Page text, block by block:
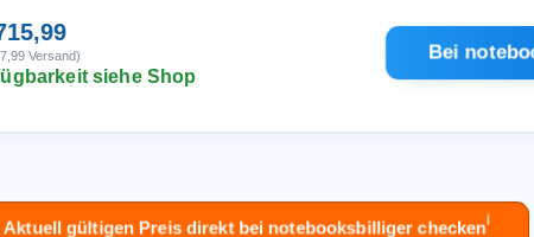
Versand)
siehe Shop
Bei
gültigen Preis direkt bei notebooksbilliger checkenℹ︎